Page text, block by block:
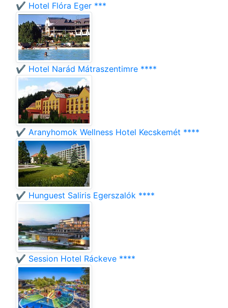
✔️ Hotel Flóra Eger ***
✔️ Hotel Narád Mátraszentimre ****
✔️ Aranyhomok Wellness Hotel Kecskemét ****
✔️ Hunguest Saliris Egerszalók ****
✔️ Session Hotel Ráckeve ****